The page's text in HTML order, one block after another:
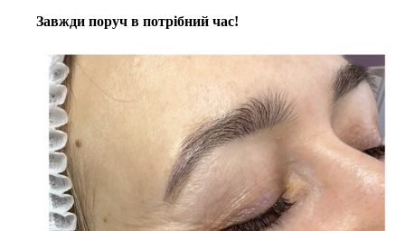
Завжди поруч в потрібний час!